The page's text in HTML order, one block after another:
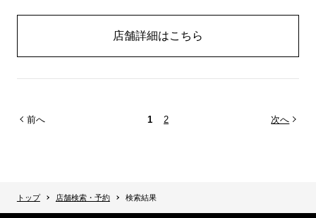
店舗詳細はこちら
前へ 1 2 次へ
トップ 店舗検索・予約 検索結果